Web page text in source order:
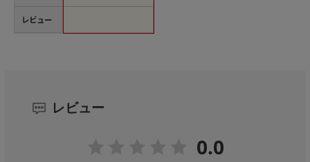
レビュー
レビュー
0.0